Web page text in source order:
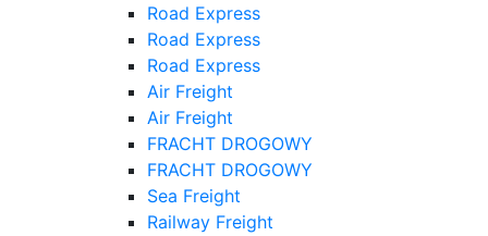
Road Express
Road Express
Road Express
Air Freight
Air Freight
FRACHT DROGOWY
FRACHT DROGOWY
Sea Freight
Railway Freight